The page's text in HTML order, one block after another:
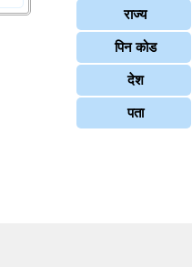
राज्य
पिन कोड
देश
पता